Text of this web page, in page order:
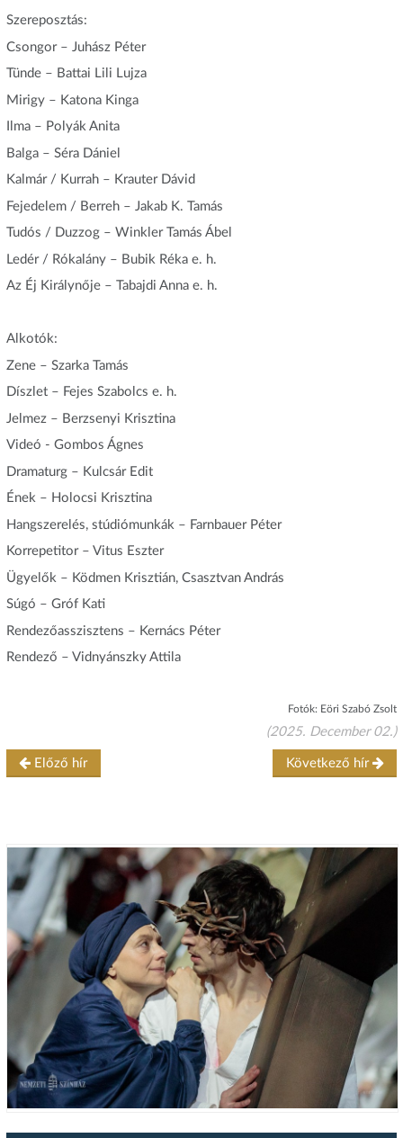
Szereposztás:
Csongor – Juhász Péter
Tünde – Battai Lili Lujza
Mirigy – Katona Kinga
Ilma – Polyák Anita
Balga – Séra Dániel
Kalmár / Kurrah – Krauter Dávid
Fejedelem / Berreh – Jakab K. Tamás
Tudós / Duzzog – Winkler Tamás Ábel
Ledér / Rókalány – Bubik Réka e. h.
Az Éj Királynője – Tabajdi Anna e. h.
Alkotók:
Zene – Szarka Tamás
Díszlet – Fejes Szabolcs e. h.
Jelmez – Berzsenyi Krisztina
Videó - Gombos Ágnes
Dramaturg – Kulcsár Edit
Ének – Holocsi Krisztina
Hangszerelés, stúdiómunkák – Farnbauer Péter
Korrepetitor – Vitus Eszter
Ügyelők – Ködmen Krisztián, Csasztvan András
Súgó – Gróf Kati
Rendezőasszisztens – Kernács Péter
Rendező – Vidnyánszky Attila
Fotók: Eöri Szabó Zsolt
(2025. December 02.)
Előző hír Következő hír